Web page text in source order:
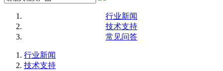
行业新闻
技术支持
常见问答
行业新闻
技术支持